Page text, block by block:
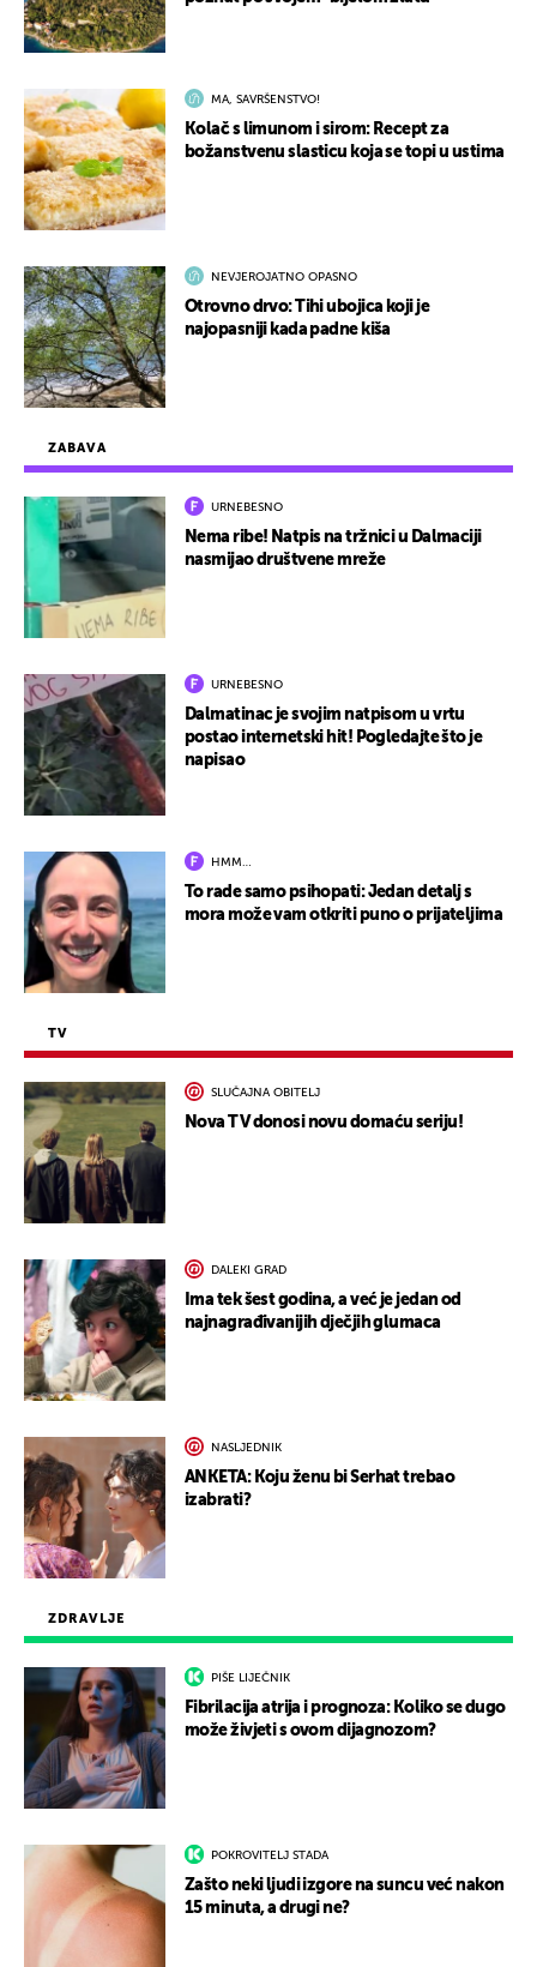
ZDRAVLJE
PIŠE LIJEČNIK
Fibrilacija atrija i prognoza: Koliko se dugo
može živjeti s ovom dijagnozom?
POKROVITELJ STADA
Zašto neki ljudi izgore na suncu već nakon
15 minuta, a drugi ne?
ZABAVA
URNEBESNO
Nema ribe! Natpis na tržnici u Dalmaciji
nasmijao društvene mreže
URNEBESNO
Dalmatinac je svojim natpisom u vrtu
postao internetski hit! Pogledajte što je
napisao
HMM…
To rade samo psihopati: Jedan detalj s
mora može vam otkriti puno o prijateljima
TV
SLUČAJNA OBITELJ
Nova TV donosi novu domaću seriju!
DALEKI GRAD
Ima tek šest godina, a već je jedan od
najnagrađivanijih dječjih glumaca
NASLJEDNIK
ANKETA: Koju ženu bi Serhat trebao
izabrati?
MA, SAVRŠENSTVO!
Kolač s limunom i sirom: Recept za
božanstvenu slasticu koja se topi u ustima
NEVJEROJATNO OPASNO
Otrovno drvo: Tihi ubojica koji je
najopasniji kada padne kiša